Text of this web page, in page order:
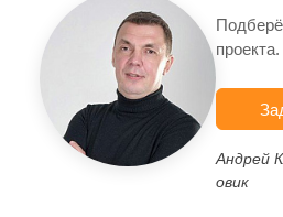
проекта.
Андрей
овик